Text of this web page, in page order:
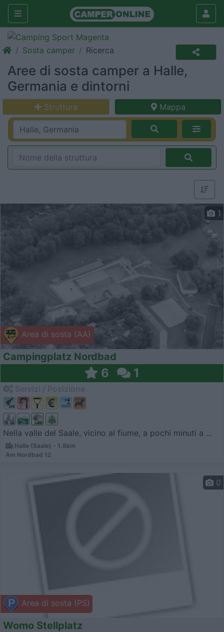
Sosta camper Ricerca
Aree di sosta camper a Halle,
Germania e dintorni
Struttura Mappa
Area di sosta (AA)
1
Campingplatz Nordbad
6 1
Nella valle del Saale, vicino al fiume, a pochi minuti a ...
Halle (Saale) - 1.8km
Am Nordbad 12
Area di sosta (PS)
0
Womo Stellplatz